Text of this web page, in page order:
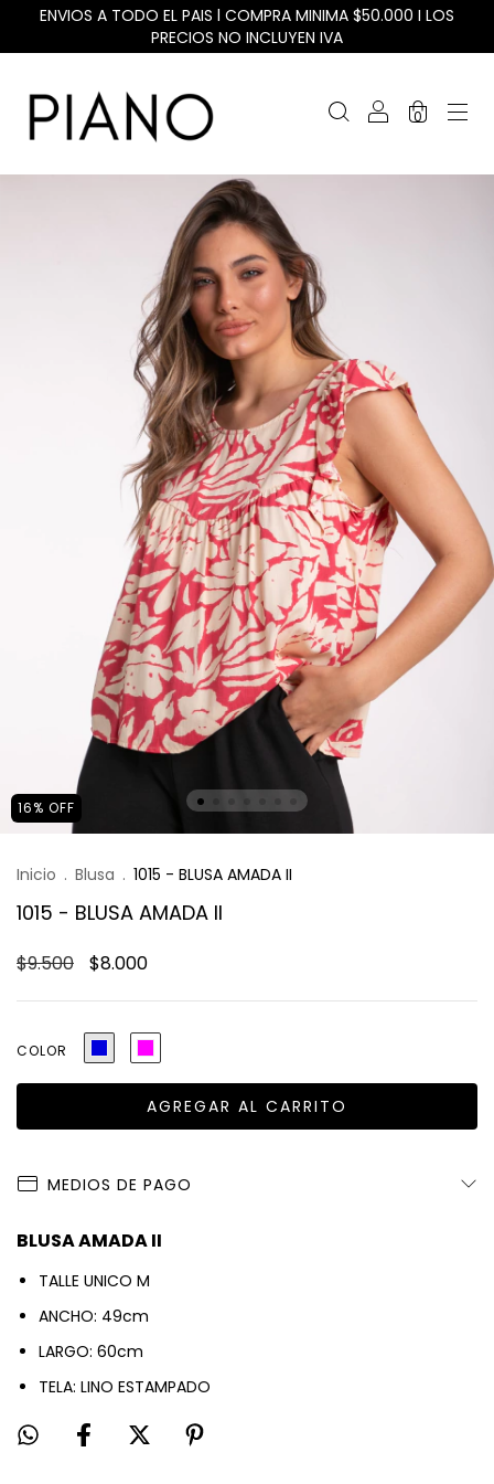
ENVIOS A TODO EL PAIS l COMPRA MINIMA $50.000 I LOS
PRECIOS NO INCLUYEN IVA
0
16% OFF
Inicio . Blusa . 1015 - BLUSA AMADA II
1015 - BLUSA AMADA II
$9.500 $8.000
COLOR
MEDIOS DE PAGO
BLUSA AMADA II
TALLE UNICO M
ANCHO: 49cm
LARGO: 60cm
TELA: LINO ESTAMPADO